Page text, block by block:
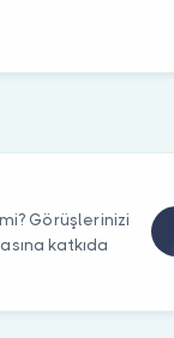
Görüşlerinizi
katkıda